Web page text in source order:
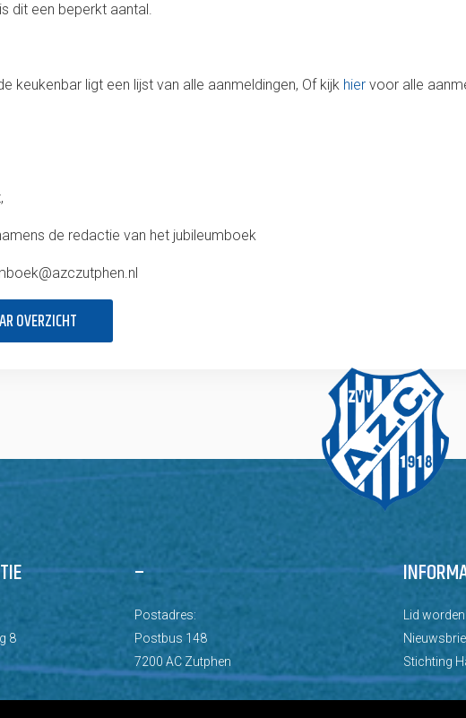
dit een beperkt aantal.
keukenbar ligt een lijst van alle aanmeldingen, Of kijk hier voor alle
de redactie van het jubileumboek
OVERZICHT
8
–
Postadres:
Postbus 148
7200 AC Zutphen
Lid worden
Stichting